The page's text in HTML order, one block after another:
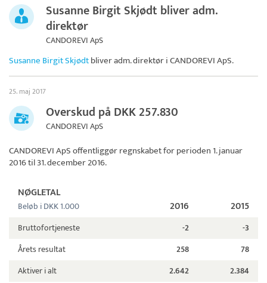
Susanne Birgit Skjødt bliver adm.
direktør
CANDOREVI ApS
Susanne Birgit Skjødtbliver adm. direktør iCANDOREVI ApS.
25. maj 2017
Overskud på DKK 257.830
CANDOREVI ApS
CANDOREVI ApSoffentliggør regnskabet for perioden 1. januar
2016 til 31. december 2016.
NØGLETAL
Beløb i DKK 1.000 2016 2015
Bruttofortjeneste -2
-3
Årets resultat
258
78
Aktiver i alt
2.642
2.384